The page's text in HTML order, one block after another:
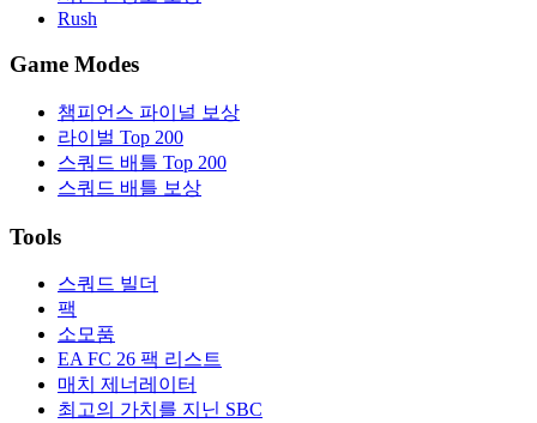
Rush
Game Modes
챔피언스 파이널 보상
라이벌 Top 200
스쿼드 배틀 Top 200
스쿼드 배틀 보상
Tools
스쿼드 빌더
팩
소모품
EA FC 26 팩 리스트
매치 제너레이터
최고의 가치를 지닌 SBC